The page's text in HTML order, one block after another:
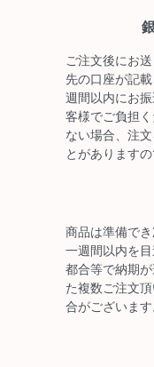
ご注文後にお
先の口座が記
週間以内にお
客様でご負担
ない場合、注
とがあります
商品は準備で
一週間以内を
都合等で納期
た複数ご注文
合がございます